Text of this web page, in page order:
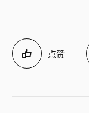
点赞